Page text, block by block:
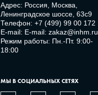
Адрес: Россия, Москва,
Ленинградское шоссе, 63с9
Телефон: +7 (499) 99 00 172
E-mail: E-mail: zakaz@inhm.ru
Режим работы: Пн.-Пт. 9:00-
18:00
МЫ В СОЦИАЛЬНЫХ СЕТЯХ